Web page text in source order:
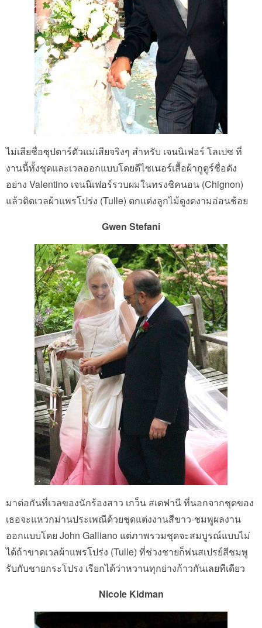
ไม่เสียชื่อซุปตาร์ตัวแม่เสียจริงๆ สำหรับ เจนนิเฟอร์ โลเปซ ที่
งานนี้ทั้งชุดและเวลออกแบบโดยดีไซเนอร์เสื้อผ้ากูตูร์ชื่อดัง
อย่าง Valentino เจนนิเฟอร์รวบผมในทรงชิคนอน (Chignon)
แล้วติดเวลผ้าแพรโปร่ง (Tulle) ตกแต่งลูกไม้ดูงดงามอ่อนช้อย
Gwen Stefani
มาต่อกันที่เวลของนักร้องสาว เกว็น สเตฟานี ที่นอกจากชุดของ
เธอจะแหวกม่านประเพณีด้วยชุดแต่งงานสีขาว-ชมพูผลงาน
ออกแบบโดย John Galliano แต่ภาพรวมชุดจะสมบูรณ์แบบไม่
ได้ถ้าขาดเวลผ้าแพรโปร่ง (Tulle) ที่ช่วงชายก็พ่นสเปรย์สีชมพู
รับกับชายกระโปรง เรียกได้ว่าหวานทุกย่างก้าวกันเลยทีเดียว
Nicole Kidman